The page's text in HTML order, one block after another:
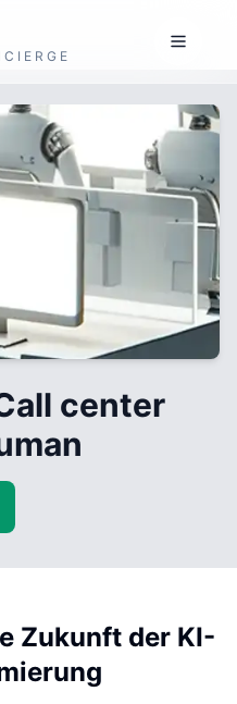
center
Zukunft der KI-